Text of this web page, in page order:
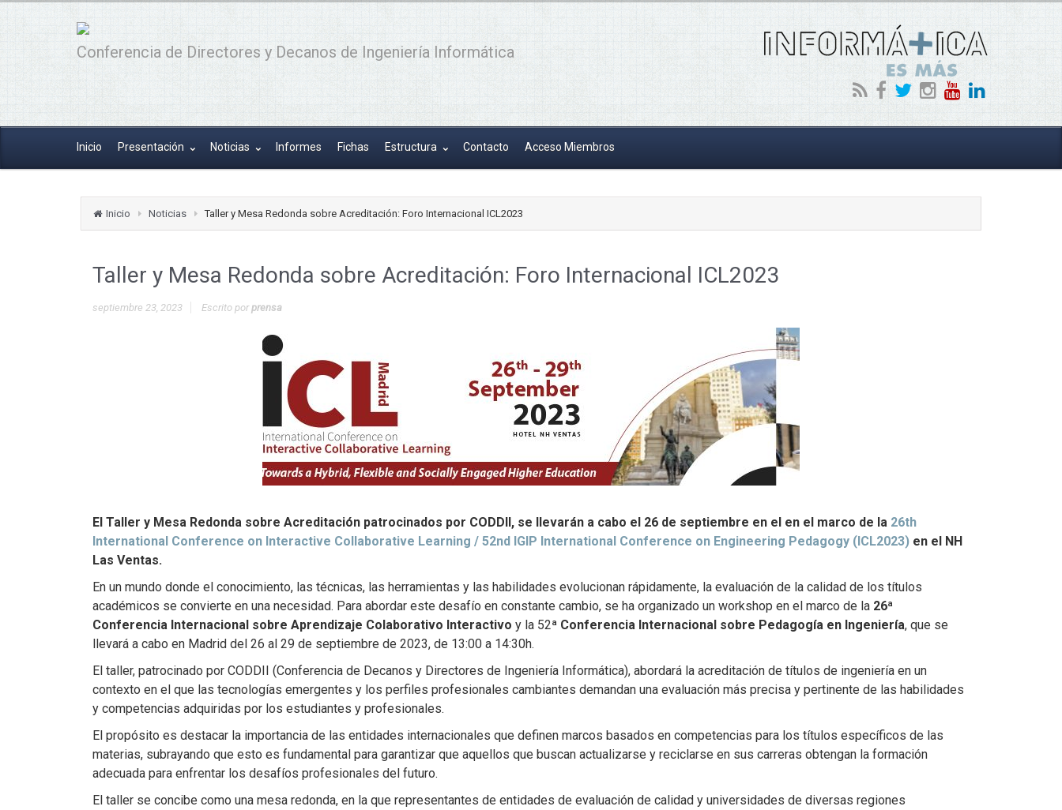
Conferencia de Directores y Decanos de Ingeniería Informática
Inicio Presentación Noticias Informes Fichas Estructura Contacto Acceso Miembros
Inicio Noticias Taller y Mesa Redonda sobre Acreditación: Foro Internacional ICL2023
Taller y Mesa Redonda sobre Acreditación: Foro Internacional ICL2023
septiembre 23, 2023 Escrito porprensa
El Taller y Mesa Redonda sobre Acreditación patrocinados por CODDII, se llevarán a cabo el 26 de septiembre en el en el marco de la 26th
International Conference on Interactive Collaborative Learning / 52nd IGIP International Conference on Engineering Pedagogy (ICL2023) en el NH
Las Ventas.
En un mundo donde el conocimiento, las técnicas, las herramientas y las habilidades evolucionan rápidamente, la evaluación de la calidad de los títulos
académicos se convierte en una necesidad. Para abordar este desafío en constante cambio, se ha organizado un workshop en el marco de la 26ª
Conferencia Internacional sobre Aprendizaje Colaborativo Interactivo y la 52ª Conferencia Internacional sobre Pedagogía en Ingeniería, que se
llevará a cabo en Madrid del 26 al 29 de septiembre de 2023, de 13:00 a 14:30h.
El taller, patrocinado por CODDII (Conferencia de Decanos y Directores de Ingeniería Informática), abordará la acreditación de títulos de ingeniería en un
contexto en el que las tecnologías emergentes y los perfiles profesionales cambiantes demandan una evaluación más precisa y pertinente de las habilidades
y competencias adquiridas por los estudiantes y profesionales.
El propósito es destacar la importancia de las entidades internacionales que definen marcos basados en competencias para los títulos específicos de las
materias, subrayando que esto es fundamental para garantizar que aquellos que buscan actualizarse y reciclarse en sus carreras obtengan la formación
adecuada para enfrentar los desafíos profesionales del futuro.
El taller se concibe como una mesa redonda, en la que representantes de entidades de evaluación de calidad y universidades de diversas regiones